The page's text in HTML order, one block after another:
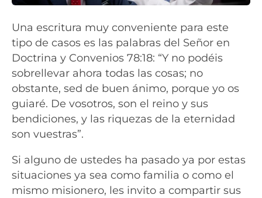
Una escritura muy conveniente para este
tipo de casos es las palabras del Señor en
Doctrina y Convenios 78:18: “Y no podéis
sobrellevar ahora todas las cosas; no
obstante, sed de buen ánimo, porque yo os
guiaré. De vosotros, son el reino y sus
bendiciones, y las riquezas de la eternidad
son vuestras”.
Si alguno de ustedes ha pasado ya por estas
situaciones ya sea como familia o como el
mismo misionero, les invito a compartir sus